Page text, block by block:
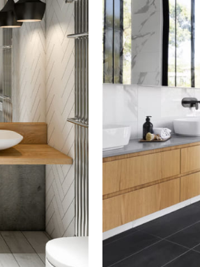
PARA TRABAJAR
Zapato para Trabajar
DIABÉTICO
Zapato para Diabéticos